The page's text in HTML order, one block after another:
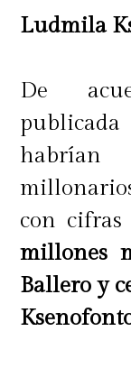
Ludmila
De
con cifras
millones
Ballero y